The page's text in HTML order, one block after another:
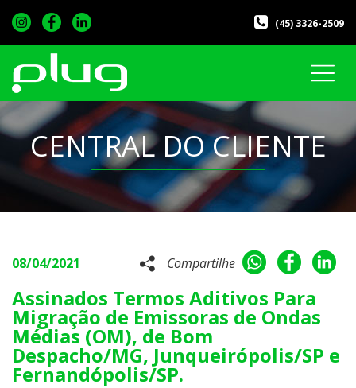
(45) 3326-2509
CENTRAL DO CLIENTE
08/04/2021 Compartilhe
Assinados Termos Aditivos Para
Migração de Emissoras de Ondas
Médias (OM), de Bom
Despacho/MG, Junqueirópolis/SP e
Fernandópolis/SP.